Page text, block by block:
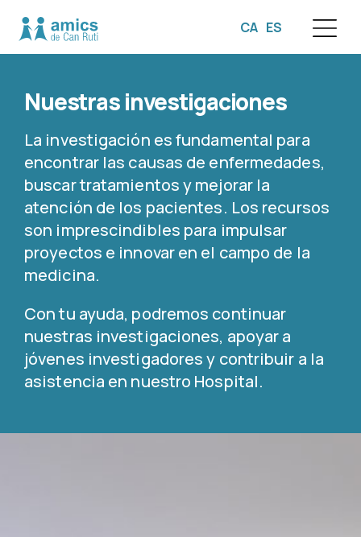
CA ES
Nuestras investigaciones
La investigación es fundamental para
encontrar las causas de enfermedades,
buscar tratamientos y mejorar la
atención de los pacientes. Los recursos
son imprescindibles para impulsar
proyectos e innovar en el campo de la
medicina.
Con tu ayuda, podremos continuar
nuestras investigaciones, apoyar a
jóvenes investigadores y contribuir a la
asistencia en nuestro Hospital.